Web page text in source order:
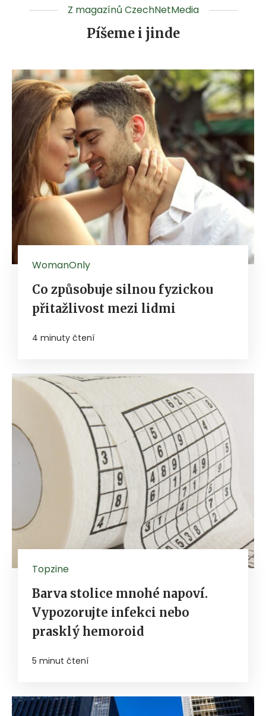
Z magazínů CzechNetMedia
Píšeme i jinde
WomanOnly
Co způsobuje silnou fyzickou
přitažlivost mezi lidmi
4 minuty čtení
Topzine
Barva stolice mnohé napoví.
Vypozorujte infekci nebo
prasklý hemoroid
5 minut čtení